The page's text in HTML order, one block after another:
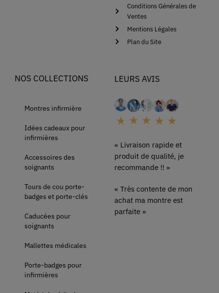
Conditions Générales de
Ventes
Mentions Légales
Plan du Site
NOS COLLECTIONS
Montres infirmière
Idées cadeaux pour
infirmières
Accessoires des
soignants
Tours de cou porte-
badges et porte-clés
Caducées pour
soignants
Mallettes médicales
Porte-badges pour
infirmières
LEURS AVIS
« Livraison rapide et
produit de qualité, je
recommande !! »
« Très contente de mon
achat ma montre est
parfaite »